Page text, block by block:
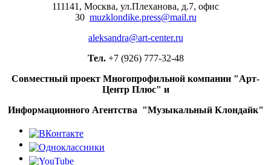
111141, Москва, ул.Плеханова, д.7, офис
30 muzklondike.press@mail.ru
aleksandra@art-center.ru
Тел. +7 (926) 777-32-48
Совместный проект Многопрофильной компании "Арт-
Центр Плюс" и
Информационного Агентства "Музыкальный Клондайк"